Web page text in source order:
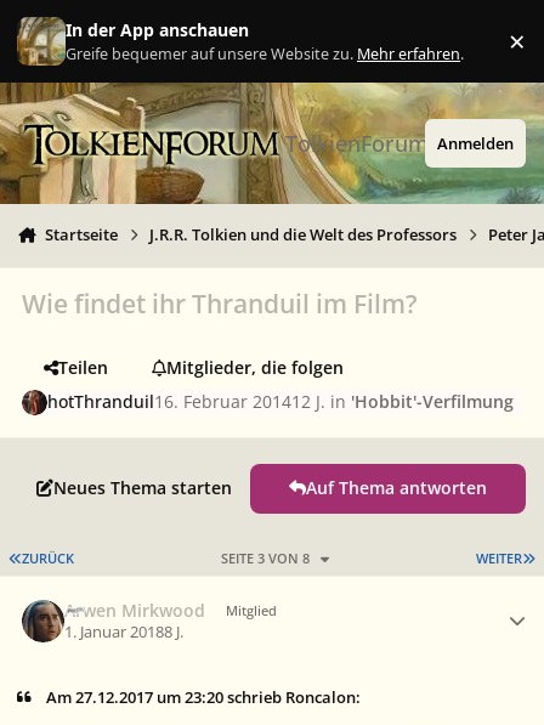
Zu Inhalt springen
In der App anschauen
Greife bequemer auf unsere Website zu. Mehr erfahren. ×
TolkienForum Anmelden
Startseite J.R.R. Tolkien und die Welt des Professors Peter
Wie findet ihr Thranduil im Film?
Teilen
Mitglieder, die folgen
hotThranduil16. Februar 201412 J. in 'Hobbit'-Verfilmung
Neues Thema starten Auf Thema antworten
ERSTE SEITE
ZURÜCK WEITER
SEITE 3 VON 8
Arwen Mirkwood Mitglied
1. Januar 20188 J.
Am 27.12.2017 um 23:20 schrieb Roncalon: